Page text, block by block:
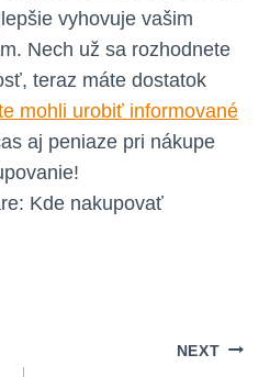
vyhovuje vašim
Nech už sa rozhodnete
teraz máte dostatok
mohli urobiť informované
aj peniaze pri nákupe
NEXT